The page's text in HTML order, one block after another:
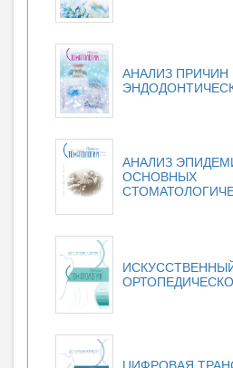
АНАЛИЗ ПРИЧИН
АНАЛИЗ
ОСНОВНЫХ